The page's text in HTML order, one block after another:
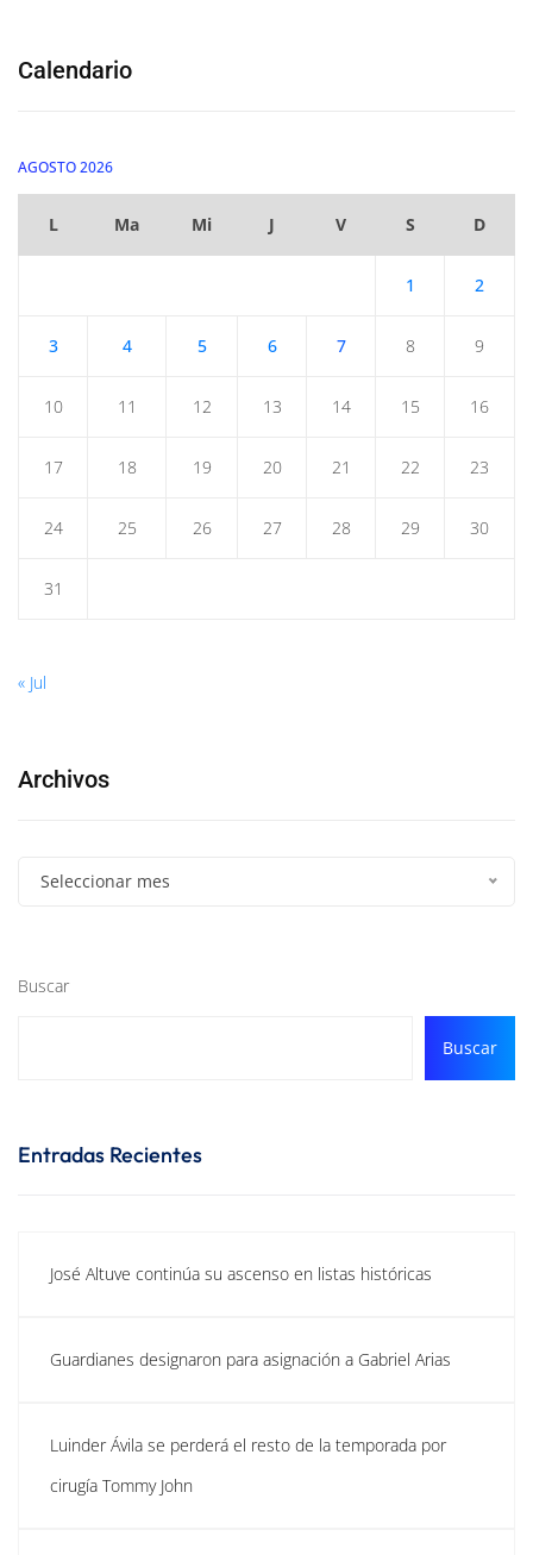
Calendario
AGOSTO 2026
L Ma Mi J V S D
1 2
3 4 5 6 7 8 9
10 11 12 13 14 15 16
17 18 19 20 21 22 23
24 25 26 27 28 29 30
31
« Jul
Archivos
Seleccionar mes
Buscar
Buscar
Entradas Recientes
José Altuve continúa su ascenso en listas históricas
Guardianes designaron para asignación a Gabriel Arias
Luinder Ávila se perderá el resto de la temporada por
cirugía Tommy John